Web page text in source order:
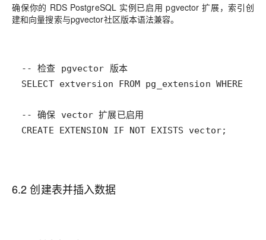
确保你的 RDS PostgreSQL 实例已启用 pgvector 扩展，索引创
建和向量搜索与pgvector社区版本语法兼容。
-- 检查 pgvector 版本
CREATE EXTENSION IF NOT EXISTS vector;
6.2 创建表并插入数据